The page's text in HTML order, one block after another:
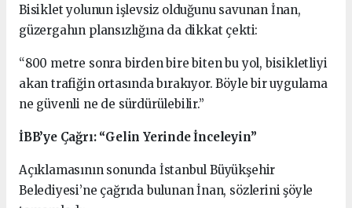
Bisiklet yolunun işlevsiz olduğunu savunan İnan,
güzergahın plansızlığına da dikkat çekti:
“800 metre sonra birden bire biten bu yol, bisikletliyi
akan trafiğin ortasında bırakıyor. Böyle bir uygulama
ne güvenli ne de sürdürülebilir.”
İBB’ye Çağrı: “Gelin Yerinde İnceleyin”
Açıklamasının sonunda İstanbul Büyükşehir
Belediyesi’ne çağrıda bulunan İnan, sözlerini şöyle